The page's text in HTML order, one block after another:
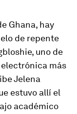
Ghana, hay
de repente
uno de
más
Jelena
estuvo allí el
académico